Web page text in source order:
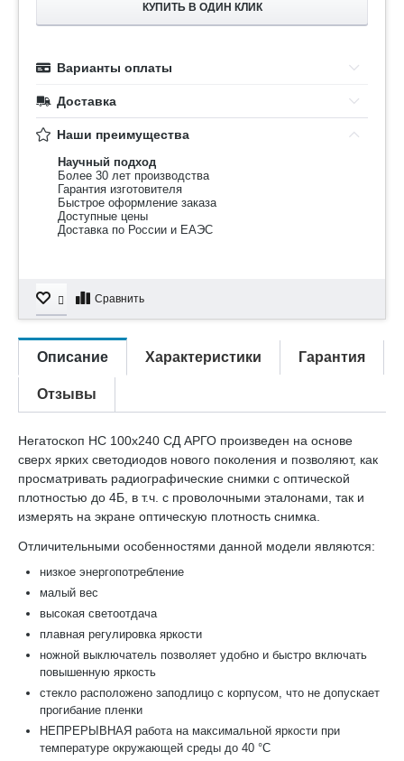
КУПИТЬ В ОДИН КЛИК
Варианты оплаты
Доставка
Наши преимущества
Научный подход
Более 30 лет производства
Гарантия изготовителя
Быстрое оформление заказа
Доступные цены
Доставка по России и ЕАЭС
Сравнить
Описание Характеристики Гарантия
Отзывы
Негатоскоп НС 100х240 СД АРГО произведен на основе
сверх ярких светодиодов нового поколения и позволяют, как
просматривать радиографические снимки с оптической
плотностью до 4Б, в т.ч. с проволочными эталонами, так и
измерять на экране оптическую плотность снимка.
Отличительными особенностями данной модели являются:
низкое энергопотребление
малый вес
высокая светоотдача
плавная регулировка яркости
ножной выключатель позволяет удобно и быстро включать
повышенную яркость
стекло расположено заподлицо с корпусом, что не допускает
прогибание пленки
НЕПРЕРЫВНАЯ работа на максимальной яркости при
температуре окружающей среды до 40 °С